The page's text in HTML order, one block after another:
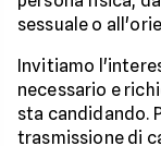
sessuale o
Invitiamo
necessario e
sta candidando.
trasmissione di